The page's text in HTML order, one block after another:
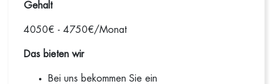
Gehalt
4050€ - 4750€/Monat
Das bieten wir
Bei uns bekommen Sie ein